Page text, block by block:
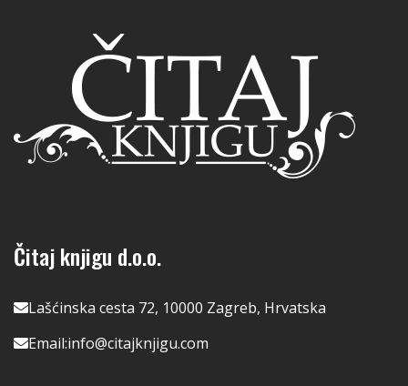
Čitaj knjigu d.o.o.
Lašćinska cesta 72, 10000 Zagreb, Hrvatska
Email:info@citajknjigu.com